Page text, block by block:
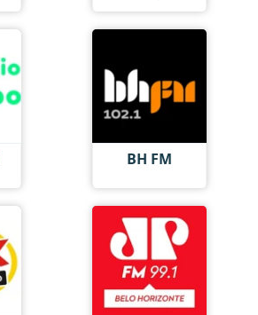
BH FM